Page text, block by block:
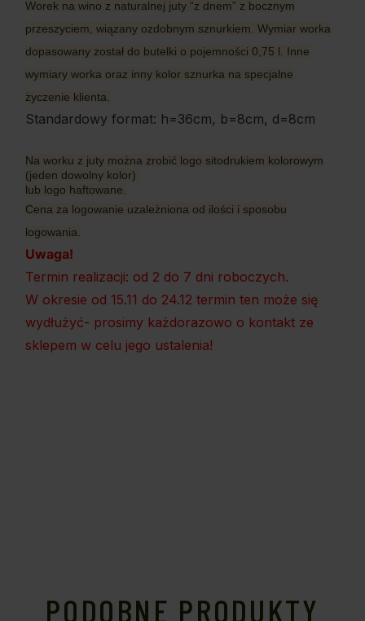
Worek na wino z naturalnej juty “z dnem” z bocznym
przeszyciem, wiązany ozdobnym sznurkiem. Wymiar worka
dopasowany został do butelki o pojemności 0,75 l. Inne
wymiary worka oraz inny kolor sznurka na specjalne
życzenie klienta.
Standardowy format: h=36cm, b=8cm, d=8cm
Na worku z juty można zrobić logo sitodrukiem kolorowym
(jeden dowolny kolor)
lub logo haftowane.
Cena za logowanie uzależniona od ilości i sposobu
logowania.
Uwaga!
Termin realizacji: od 2 do 7 dni roboczych.
W okresie od 15.11 do 24.12 termin ten może się
wydłużyć- prosimy każdorazowo o kontakt ze
sklepem w celu jego ustalenia!
PODOBNE PRODUKTY